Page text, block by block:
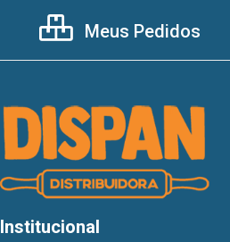
Meus Pedidos
Institucional